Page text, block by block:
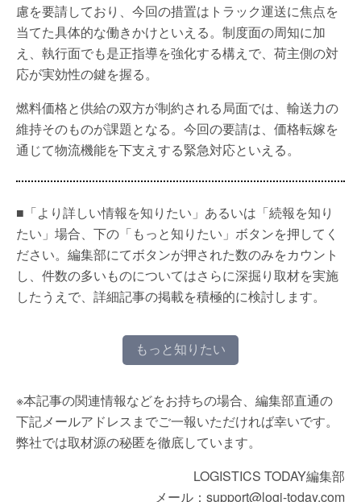
慮を要請しており、今回の措置はトラック運送に焦点を
当てた具体的な働きかけといえる。制度面の周知に加
え、執行面でも是正指導を強化する構えで、荷主側の対
応が実効性の鍵を握る。
燃料価格と供給の双方が制約される局面では、輸送力の
維持そのものが課題となる。今回の要請は、価格転嫁を
通じて物流機能を下支えする緊急対応といえる。
■「より詳しい情報を知りたい」あるいは「続報を知り
たい」場合、下の「もっと知りたい」ボタンを押してく
ださい。編集部にてボタンが押された数のみをカウント
し、件数の多いものについてはさらに深掘り取材を実施
したうえで、詳細記事の掲載を積極的に検討します。
もっと知りたい
※本記事の関連情報などをお持ちの場合、編集部直通の
下記メールアドレスまでご一報いただければ幸いです。
弊社では取材源の秘匿を徹底しています。
LOGISTICS TODAY編集部
メール：support@logi-today.com